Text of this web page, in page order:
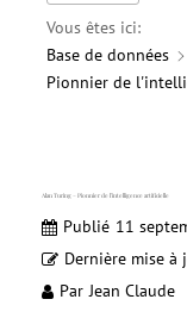
Vous êtes ici:
Base de données
Pionnier de
Alan Turing – Pionnier de l’intelligence artificielle
Publié 11
Dernière mise à
Par Jean Claude